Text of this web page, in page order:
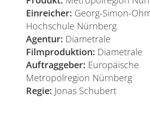
Einreicher: Georg-Simon-
Hochschule Nürnberg
Agentur: Diametrale
Filmproduktion: Diametrale
Auftraggeber: Europäische
Metropolregion Nürnberg
Regie: Jonas Schubert